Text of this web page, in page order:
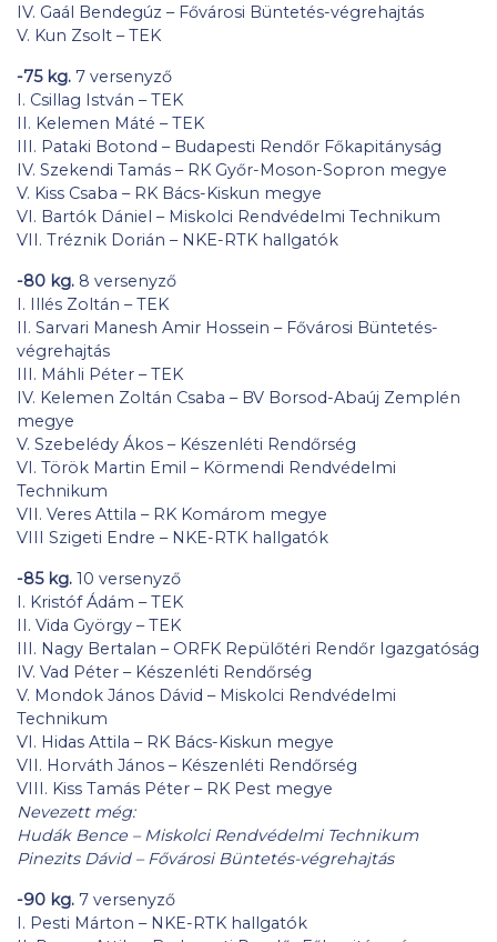
IV. Gaál Bendegúz – Fővárosi Büntetés-végrehajtás
V. Kun Zsolt – TEK
-75 kg. 7 versenyző
I. Csillag István – TEK
II. Kelemen Máté – TEK
III. Pataki Botond – Budapesti Rendőr Főkapitányság
IV. Szekendi Tamás – RK Győr-Moson-Sopron megye
V. Kiss Csaba – RK Bács-Kiskun megye
VI. Bartók Dániel – Miskolci Rendvédelmi Technikum
VII. Tréznik Dorián – NKE-RTK hallgatók
-80 kg. 8 versenyző
I. Illés Zoltán – TEK
II. Sarvari Manesh Amir Hossein – Fővárosi Büntetés-
végrehajtás
III. Máhli Péter – TEK
IV. Kelemen Zoltán Csaba – BV Borsod-Abaúj Zemplén
megye
V. Szebelédy Ákos – Készenléti Rendőrség
VI. Török Martin Emil – Körmendi Rendvédelmi
Technikum
VII. Veres Attila – RK Komárom megye
VIII Szigeti Endre – NKE-RTK hallgatók
-85 kg. 10 versenyző
I. Kristóf Ádám – TEK
II. Vida György – TEK
III. Nagy Bertalan – ORFK Repülőtéri Rendőr Igazgatóság
IV. Vad Péter – Készenléti Rendőrség
V. Mondok János Dávid – Miskolci Rendvédelmi
Technikum
VI. Hidas Attila – RK Bács-Kiskun megye
VII. Horváth János – Készenléti Rendőrség
VIII. Kiss Tamás Péter – RK Pest megye
Nevezett még:
Hudák Bence – Miskolci Rendvédelmi Technikum
Pinezits Dávid – Fővárosi Büntetés-végrehajtás
-90 kg. 7 versenyző
I. Pesti Márton – NKE-RTK hallgatók